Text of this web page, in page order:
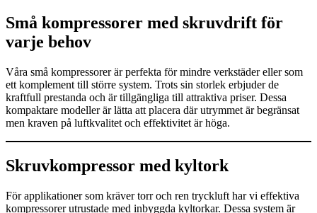
Små kompressorer med skruvdrift för
varje behov
Våra små kompressorer är perfekta för mindre verkstäder eller som
ett komplement till större system. Trots sin storlek erbjuder de
kraftfull prestanda och är tillgängliga till attraktiva priser. Dessa
kompaktare modeller är lätta att placera där utrymmet är begränsat
men kraven på luftkvalitet och effektivitet är höga.
Skruvkompressor med kyltork
För applikationer som kräver torr och ren tryckluft har vi effektiva
kompressorer utrustade med inbyggda kyltorkar. Dessa system är